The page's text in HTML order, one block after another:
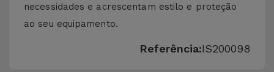
necessidades e acrescentam estilo e proteção
ao seu equipamento.
Referência:IS200098